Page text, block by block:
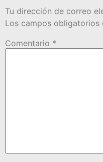
Tu dirección de correo
Los campos obligatorios
Comentario *